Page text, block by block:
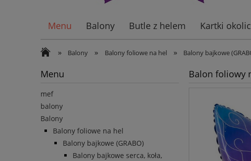
Menu Balony Butle z helem Kartki
Wiatraki ogrodowe
» Balony » Balony foliowe na hel » Balony bajkowe
Menu
mef
balony
Balony
Balony foliowe na hel
Balony bajkowe (GRABO)
Balony bajkowe serca, koła,
Balon foliowy